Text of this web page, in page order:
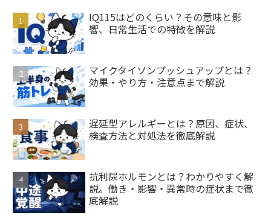
IQ115はどのくらい？その意味と影
響、日常生活での特徴を解説
マイクタイソンプッシュアップとは？
効果・やり方・注意点まで解説
遅延型アレルギーとは？原因、症状、
検査方法と対処法を徹底解説
抗利尿ホルモンとは？わかりやすく解
説。働き・影響・異常時の症状まで徹
底解説